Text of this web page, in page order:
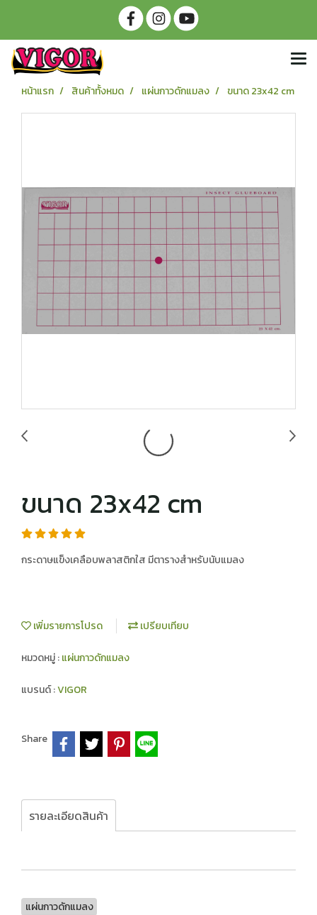
หน้าแรก สินค้าทั้งหมด แผ่นกาวดักแมลง ขนาด 23x42 cm
ขนาด 23x42 cm
กระดาษแข็งเคลือบพลาสติกใส มีตารางสำหรับนับแมลง
เพิ่มรายการโปรด เปรียบเทียบ
หมวดหมู่ :แผ่นกาวดักแมลง
แบรนด์ :VIGOR
Share
รายละเอียดสินค้า
แผ่นกาวดักแมลง